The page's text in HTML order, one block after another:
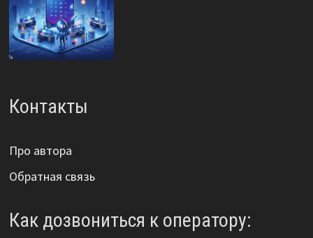
Контакты
Про автора
Обратная связь
Как дозвониться к оператору: